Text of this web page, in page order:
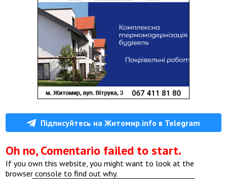
Підписуйтесь на Житомир.info в Telegram
Oh no, Comentario failed to start.
If you own this website, you might want to look at the
browser console to find out why.